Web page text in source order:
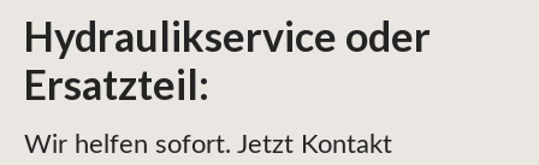
Hydraulikservice oder
Ersatzteil:
Wir helfen sofort. Jetzt Kontakt